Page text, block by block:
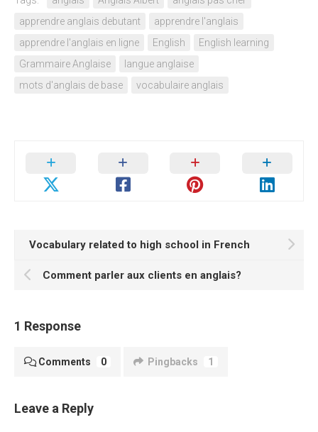
apprendre anglais debutant
apprendre l'anglais
apprendre l'anglais en ligne
English
English learning
Grammaire Anglaise
langue anglaise
mots d'anglais de base
vocabulaire anglais
Vocabulary related to high school in French
Comment parler aux clients en anglais?
1 Response
Comments 0 Pingbacks 1
Leave a Reply